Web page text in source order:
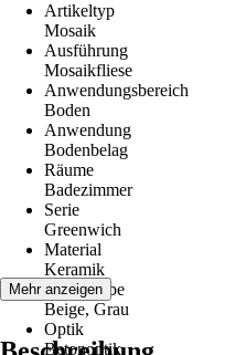
Artikeltyp
Mosaik
Ausführung
Mosaikfliese
Anwendungsbereich
Boden
Anwendung
Bodenbelag
Räume
Badezimmer
Serie
Greenwich
Material
Keramik
Grundfarbe
Beige, Grau
Optik
Betonoptik
Mehr anzeigen